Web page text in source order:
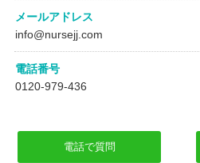
メールアドレス
info@nursejj.com
電話番号
0120-979-436
電話で質問